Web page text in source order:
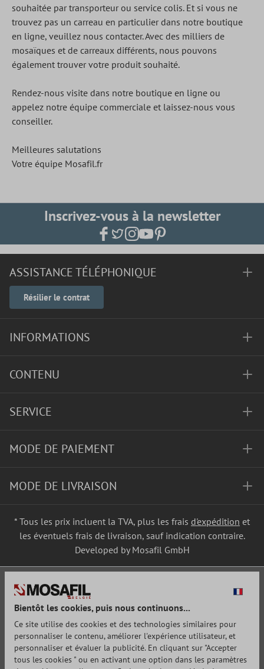
souhaitée par transporteur ou service colis. Et si vous ne
trouvez pas un carreau en particulier dans notre boutique
en ligne, veuillez nous contacter. Avec des milliers de
mosaïques et de carreaux différents, nous pouvons
également trouver votre produit souhaité.
Rendez-nous visite dans notre boutique en ligne ou
appelez notre équipe commerciale et laissez-nous vous
conseiller.
Meilleures salutations
Votre équipe Mosafil.fr
Inscrivez-vous à la newsletter
ASSISTANCE TÉLÉPHONIQUE
Résilier le contrat
INFORMATIONS
CONTENU
SERVICE
MODE DE PAIEMENT
MODE DE LIVRAISON
* Tous les prix incluent la TVA, plus les frais d'expédition et
les éventuels frais de livraison, sauf indication contraire.
Developed by Mosafil GmbH
Bientôt les cookies, puis nous continuons...
Ce site utilise des cookies et des technologies similaires pour
personnaliser le contenu, améliorer l'expérience utilisateur, et
personnaliser et évaluer la publicité. En cliquant sur "Accepter
tous les cookies " ou en activant une option dans les paramètres